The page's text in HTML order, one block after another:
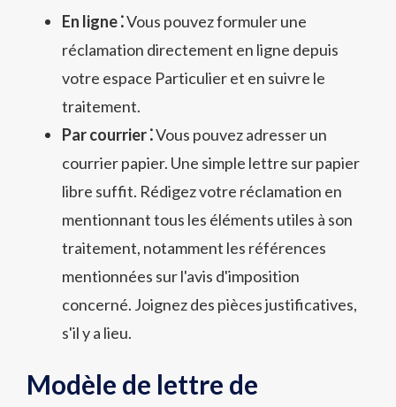
En ligne ⁚Vous pouvez formuler une
réclamation directement en ligne depuis
votre espace Particulier et en suivre le
traitement.
Par courrier ⁚Vous pouvez adresser un
courrier papier. Une simple lettre sur papier
libre suffit. Rédigez votre réclamation en
mentionnant tous les éléments utiles à son
traitement, notamment les références
mentionnées sur l'avis d'imposition
concerné. Joignez des pièces justificatives,
s'il y a lieu.
Modèle de lettre de